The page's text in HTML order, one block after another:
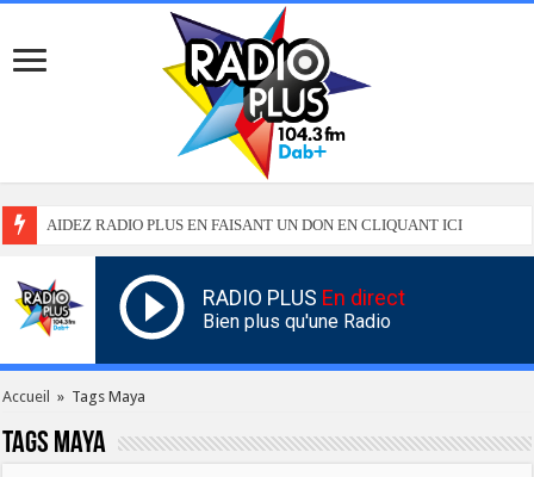
AIDEZ RADIO PLUS EN FAISANT UN DON EN CLIQUANT ICI
RADIO PLUS En direct
Bien plus qu'une Radio
Accueil » Tags Maya
Tags Maya